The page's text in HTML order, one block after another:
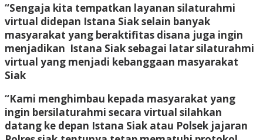
“Sengaja kita tempatkan layanan silaturahmi
virtual didepan Istana Siak selain banyak
masyarakat yang beraktifitas disana juga ingin
menjadikan Istana Siak sebagai latar silaturahmi
virtual yang menjadi kebanggaan masyarakat
Siak
“Kami menghimbau kepada masyarakat yang
ingin bersilaturahmi secara virtual silahkan
datang ke depan Istana Siak atau Polsek jajaran